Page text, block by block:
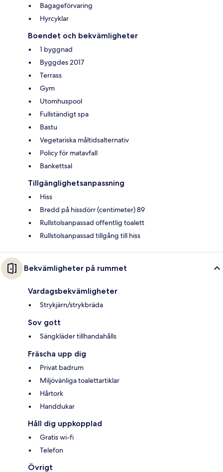
Bagageförvaring
Hyrcyklar
Boendet och bekvämligheter
1 byggnad
Byggdes 2017
Terrass
Gym
Utomhuspool
Fullständigt spa
Bastu
Vegetariska måltidsalternativ
Policy för matavfall
Bankettsal
Tillgänglighetsanpassning
Hiss
Bredd på hissdörr (centimeter) 89
Rullstolsanpassad offentlig toalett
Rullstolsanpassad tillgång till hiss
Bekvämligheter på rummet
Vardagsbekvämligheter
Strykjärn/strykbräda
Sov gott
Sängkläder tillhandahålls
Fräscha upp dig
Privat badrum
Miljövänliga toalettartiklar
Hårtork
Handdukar
Håll dig uppkopplad
Gratis wi-fi
Telefon
Övrigt